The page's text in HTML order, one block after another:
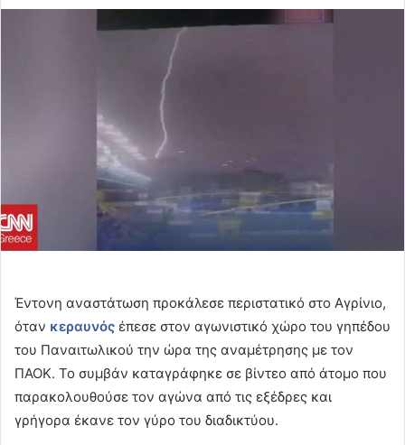
Έντονη αναστάτωση προκάλεσε περιστατικό στο Αγρίνιο,
όταν κεραυνός έπεσε στον αγωνιστικό χώρο του γηπέδου
του Παναιτωλικού την ώρα της αναμέτρησης με τον
ΠΑΟΚ. Το συμβάν καταγράφηκε σε βίντεο από άτομο που
παρακολουθούσε τον αγώνα από τις εξέδρες και
γρήγορα έκανε τον γύρο του διαδικτύου.